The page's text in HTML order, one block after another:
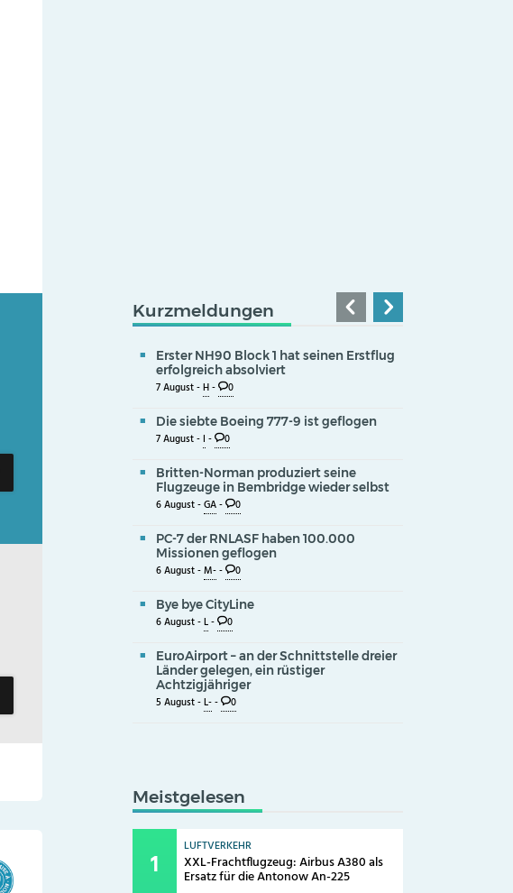
Kurzmeldungen
Erster NH90 Block 1 hat seinen Erstflug
erfolgreich absolviert
7 August -H- 0
Die siebte Boeing 777-9 ist geflogen
7 August -I - 0
Britten-Norman produziert seine
Flugzeuge in Bembridge wieder selbst
6 August -GA- 0
PC-7 der RNLASF haben 100.000
Missionen geflogen
6 August -M-- 0
Bye bye CityLine
6 August -L- 0
EuroAirport – an der Schnittstelle dreier
Länder gelegen, ein rüstiger
Achtzigjähriger
5 August -L-- 0
Meistgelesen
LUFTVERKEHR
XXL-Frachtflugzeug: Airbus A380 als
Ersatz für die Antonow An-225